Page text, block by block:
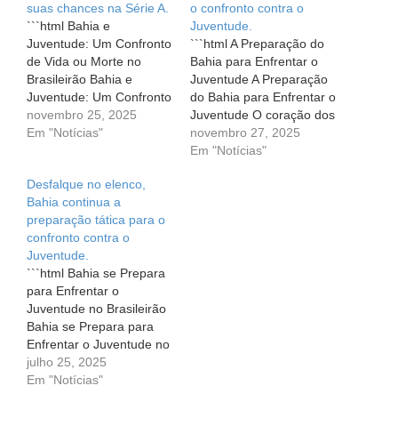
suas chances na Série A.
```html Bahia e
Juventude: Um Confronto
de Vida ou Morte no
Brasileirão Bahia e
Juventude: Um Confronto
de Vida ou Morte no
Brasileirão O coração de
aproxima um grande
jogo, especialmente
quando está em jogo a
permanência de uma
equipe na…
novembro 25, 2025
Em "Notícias"
o confronto contra o
Juventude.
```html A Preparação do
Bahia para Enfrentar o
Juventude A Preparação
do Bahia para Enfrentar o
Juventude O coração dos
torcedores tricolores bate
mais forte a cada jogo. O
novembro 27, 2025
Em "Notícias"
Desfalque no elenco,
Bahia continua a
preparação tática para o
confronto contra o
Juventude.
```html Bahia se Prepara
para Enfrentar o
Juventude no Brasileirão
Bahia se Prepara para
Enfrentar o Juventude no
Brasileirão O coração do
torcedor pulsa mais forte
julho 25, 2025
Em "Notícias"